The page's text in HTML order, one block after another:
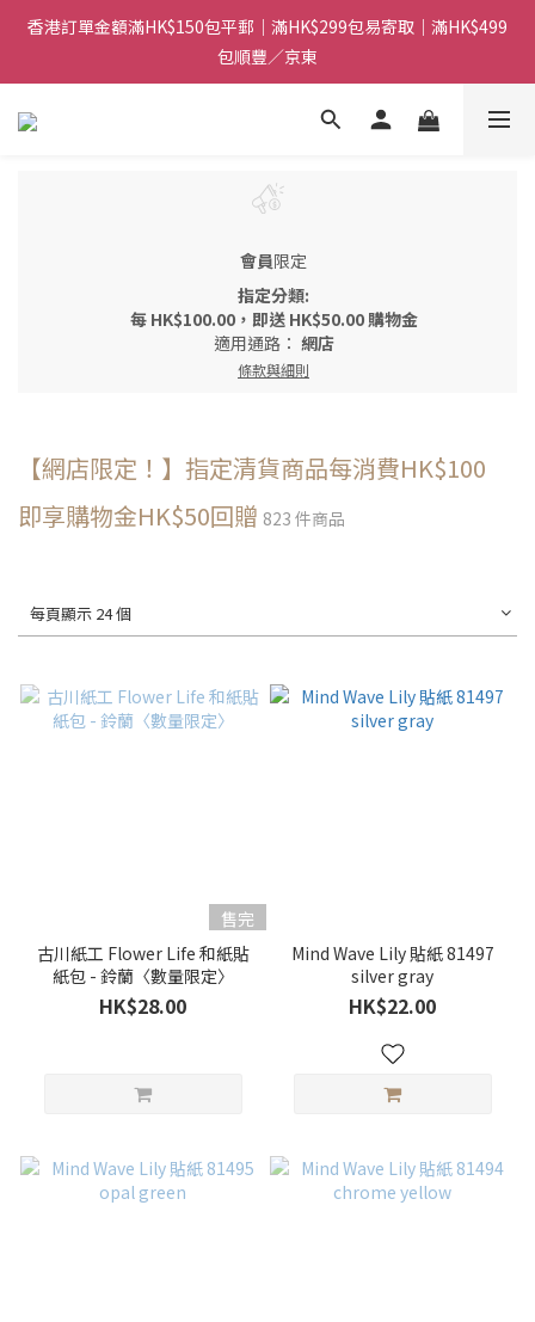
香港訂單金額滿HK$150包平郵｜滿HK$299包易寄取｜滿HK$499
包順豐／京東
香港訂單金額滿HK$150包平郵｜滿HK$299包易寄取｜滿HK$499
包順豐／京東
【網店限定！】指定清貨商品每消費HK$100即享購物金HK$50回
香港訂單金額滿HK$150包平郵｜滿HK$299包易寄取｜滿HK$499
會員限定
指定分類:
每 HK$100.00，即送 HK$50.00 購物金
適用通路： 網店
條款與細則
【網店限定！】指定清貨商品每消費HK$100
即享購物金HK$50回贈 823 件商品
每頁顯示 24 個
售完
古川紙工 Flower Life 和紙貼
紙包 - 鈴蘭〈數量限定〉
HK$28.00
Mind Wave Lily 貼紙 81497
silver gray
HK$22.00